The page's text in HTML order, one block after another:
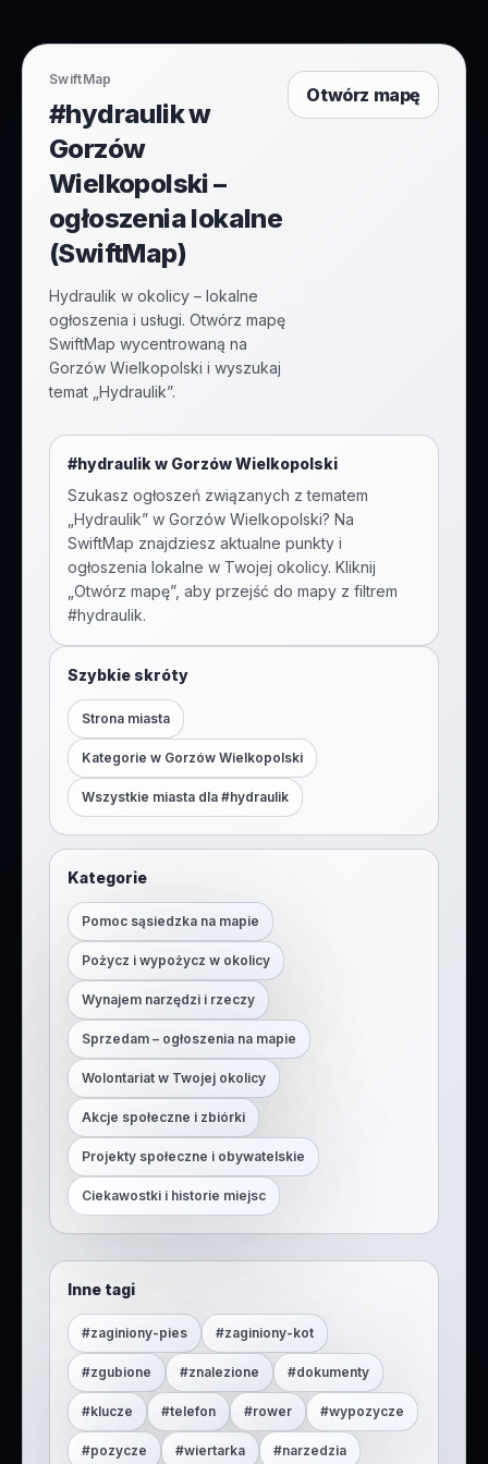
SwiftMap
#hydraulik w
Gorzów
Wielkopolski –
ogłoszenia lokalne
(SwiftMap)
Hydraulik w okolicy – lokalne
ogłoszenia i usługi. Otwórz mapę
SwiftMap wycentrowaną na
Gorzów Wielkopolski i wyszukaj
temat „Hydraulik”.
Otwórz mapę
#hydraulikw Gorzów Wielkopolski
Szukasz ogłoszeń związanych z tematem
Hydraulik” w Gorzów Wielkopolski? Na
SwiftMap znajdziesz aktualne punkty i
ogłoszenia lokalne w Twojej okolicy. Kliknij
„Otwórz mapę”, aby przejść do mapy z filtrem
#hydraulik.
Szybkie skróty
Strona miasta
Kategorie w Gorzów Wielkopolski
Wszystkie miasta dla #hydraulik
Kategorie
Pomoc sąsiedzka na mapie
Pożycz i wypożycz w okolicy
Wynajem narzędzi i rzeczy
Sprzedam – ogłoszenia na mapie
Wolontariat w Twojej okolicy
Akcje społeczne i zbiórki
Projekty społeczne i obywatelskie
Ciekawostki i historie miejsc
Inne tagi
#zaginiony-pies #zaginiony-kot
#zgubione #znalezione #dokumenty
#klucze #telefon #rower #wypozycze
#pozycze #wiertarka #narzedzia